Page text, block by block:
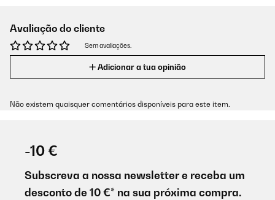
Avaliação do cliente
Sem avaliações.
Adicionar a tua opinião
Não existem quaisquer comentários disponíveis para este item.
-10 €
Subscreva a nossa newsletter e receba um
desconto de 10 €* na sua próxima compra.